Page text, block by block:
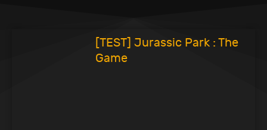
[TEST] Jurassic Park : The
Game